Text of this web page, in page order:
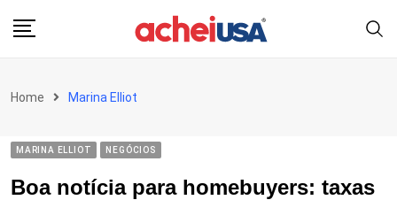
Home Marina Elliot
MARINA ELLIOT NEGÓCIOS
Boa notícia para homebuyers: taxas